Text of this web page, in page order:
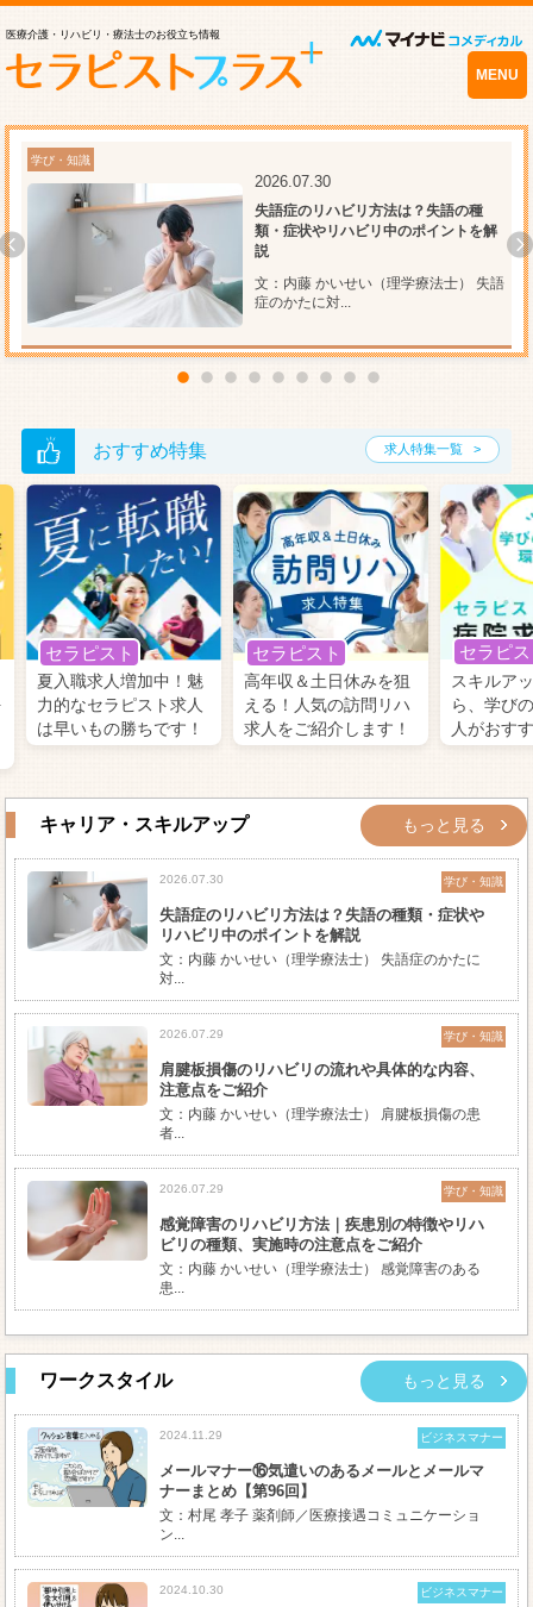
医療介護・リハビリ・療法士のお役立ち情報
MENU
学び・知識
2026.07.30
失語症のリハビリ方法は？失語の種
類・症状やリハビリ中のポイントを解
説
文：内藤 かいせい（理学療法士） 失語
症のかたに対...
おすすめ特集 求人特集一覧
セラピスト
夏入職求人増加中！魅
力的なセラピスト求人
は早いもの勝ちです！
セラピスト
高年収＆土日休みを狙
える！人気の訪問リハ
求人をご紹介します！
セラピ
スキルア
ら、学び
人がおす
キャリア・スキルアップ もっと見る
2026.07.30 学び・知識
失語症のリハビリ方法は？失語の種類・症状や
リハビリ中のポイントを解説
文：内藤 かいせい（理学療法士） 失語症のかたに
対...
2026.07.29 学び・知識
肩腱板損傷のリハビリの流れや具体的な内容、
注意点をご紹介
文：内藤 かいせい（理学療法士） 肩腱板損傷の患
者...
2026.07.29 学び・知識
感覚障害のリハビリ方法｜疾患別の特徴やリハ
ビリの種類、実施時の注意点をご紹介
文：内藤 かいせい（理学療法士） 感覚障害のある
患...
ワークスタイル もっと見る
2024.11.29 ビジネスマナー
メールマナー⑯気遣いのあるメールとメールマ
ナーまとめ【第96回】
文：村尾 孝子 薬剤師／医療接遇コミュニケーショ
ン...
2024.10.30 ビジネスマナー